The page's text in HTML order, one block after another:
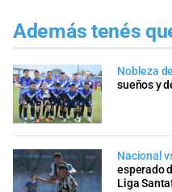
Además tenés
Nobleza
sueños y
Nacional
esperado
Liga